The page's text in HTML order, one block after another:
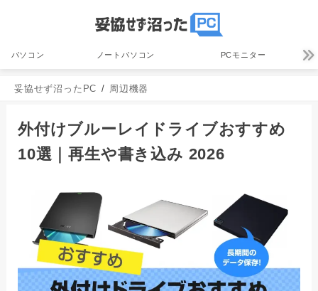
パソコン ノートパソコン PCモニター
妥協せず沼ったPC 周辺機器
外付けブルーレイドライブおすすめ
10選｜再生や書き込み 2026